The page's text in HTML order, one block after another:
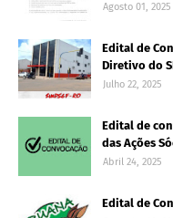
Agosto 01, 2025
Edital de
Diretivo do
Julho 22, 2025
Edital de
das Ações
Abril 24, 2025
Edital de